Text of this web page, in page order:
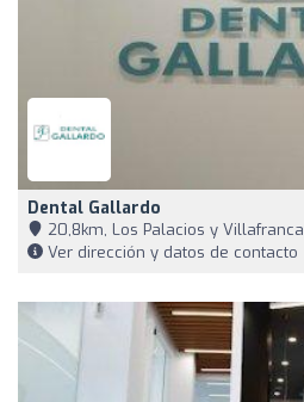
Dental Gallardo
20,8km, Los Palacios y Villafranca
Ver dirección y datos de contacto